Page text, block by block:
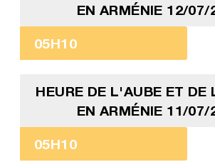
EN ARMÉNIE 12/07/
05H10
HEURE DE L'AUBE ET DE
EN ARMÉNIE 11/07/
05H10